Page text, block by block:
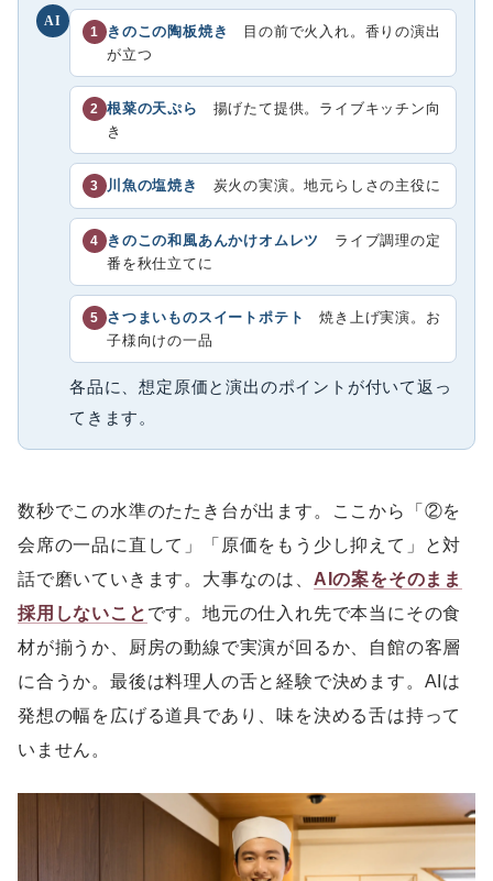
AI
1 きのこの陶板焼き
目の前で火入れ。香りの演出
が立つ
2 根菜の天ぷら
揚げたて提供。ライブキッチン向
き
3 川魚の塩焼き 炭火の実演。地元らしさの主役に
4 きのこの和風あんかけオムレツ
ライブ調理の定
番を秋仕立てに
5 さつまいものスイートポテト
焼き上げ実演。お
子様向けの一品
各品に、想定原価と演出のポイントが付いて返っ
てきます。
数秒でこの水準のたたき台が出ます。ここから「②を
会席の一品に直して」「原価をもう少し抑えて」と対
話で磨いていきます。大事なのは、 AIの案をそのまま
採用しないこと です。地元の仕入れ先で本当にその食
材が揃うか、厨房の動線で実演が回るか、自館の客層
に合うか。最後は料理人の舌と経験で決めます。AIは
発想の幅を広げる道具であり、味を決める舌は持って
いません。